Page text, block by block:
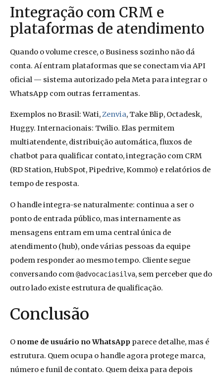
Integração com CRM e
plataformas de atendimento
Quando o volume cresce, o Business sozinho não dá
conta. Aí entram plataformas que se conectam via API
oficial — sistema autorizado pela Meta para integrar o
WhatsApp com outras ferramentas.
Exemplos no Brasil: Wati,Zenvia, Take Blip, Octadesk,
Huggy. Internacionais: Twilio. Elas permitem
multiatendente, distribuição automática, fluxos de
chatbot para qualificar contato, integração com CRM
(RD Station, HubSpot, Pipedrive, Kommo) e relatórios de
tempo de resposta.
O handle integra-se naturalmente: continua a ser o
ponto de entrada público, mas internamente as
mensagens entram em uma central única de
atendimento (hub), onde várias pessoas da equipe
podem responder ao mesmo tempo. Cliente segue
conversando com@advocaciasilva, sem perceber que do
outro lado existe estrutura de qualificação.
Conclusão
O nome de usuário no WhatsApp parece detalhe, mas é
estrutura. Quem ocupa o handle agora protege marca,
número e funil de contato. Quem deixa para depois